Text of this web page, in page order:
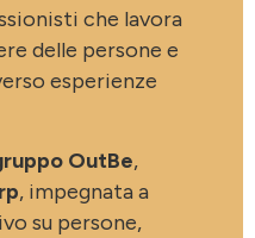
che lavora
delle persone e
esperienze
OutBe,
, impegnata a
su persone,